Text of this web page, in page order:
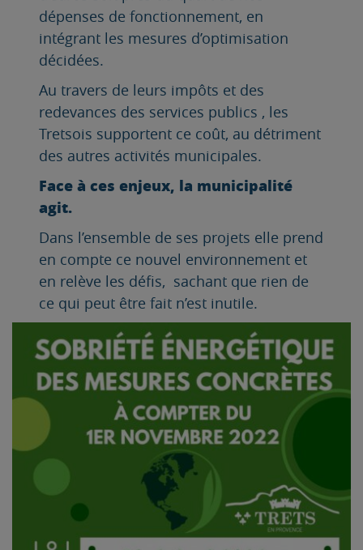
dépenses de fonctionnement, en
intégrant les mesures d’optimisation
décidées.
Au travers de leurs impôts et des
redevances des services publics , les
Tretsois supportent ce coût, au détriment
des autres activités municipales.
Face à ces enjeux, la municipalité
agit.
Dans l’ensemble de ses projets elle prend
en compte ce nouvel environnement et
en relève les défis, sachant que rien de
ce qui peut être fait n’est inutile.